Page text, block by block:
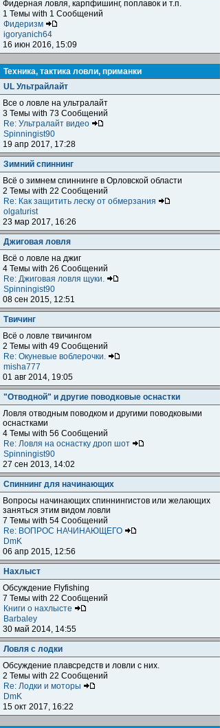
Фидерная ловля, карпфишинг, поплавок и т.п.
1 Темы with 1 Сообщений
Фидеризм
igoryanich64
16 июн 2016, 15:09
Техника, тактика ловли, приманки
UL Ультрайлайт
Все о ловле на ультралайт
3 Темы with 73 Сообщений
Re: Ультралайт видео
Spinningist90
19 апр 2017, 17:28
Зимний спиннинг
Всё о зимнем спиннинге в Орловской области
2 Темы with 22 Сообщений
Re: Как защитить леску от обмерзания
olgaturist
23 мар 2017, 16:26
Джиговая ловля
Всё о ловле на джиг
4 Темы with 26 Сообщений
Re: Джиговая ловля щуки.
Spinningist90
08 сен 2015, 12:51
Твичинг
Всё о ловле твичингом
2 Темы with 49 Сообщений
Re: Окуневые воблерочки.
misha777
01 авг 2014, 19:05
"Отводной" и другие поводковые оснастки
Ловля отводным поводком и другими поводковыми
оснастками
4 Темы with 56 Сообщений
Re: Ловля на оснастку дроп шот
Spinningist90
27 сен 2013, 14:02
Спиннинг для начинающих
Вопросы начинающих спиннингистов или желающих
заняться этим видом ловли
7 Темы with 54 Сообщений
Re: ВОПРОС НАЧИНАЮЩЕГО
DmK
06 апр 2015, 12:56
Нахлыст
Обсуждение Flyfishing
7 Темы with 22 Сообщений
Книги о нахлысте
Barbaley
30 май 2014, 14:55
Ловля с лодки
Обсуждение плавсредств и ловли с них.
2 Темы with 22 Сообщений
Re: Лодки и моторы
DmK
15 окт 2017, 16:22